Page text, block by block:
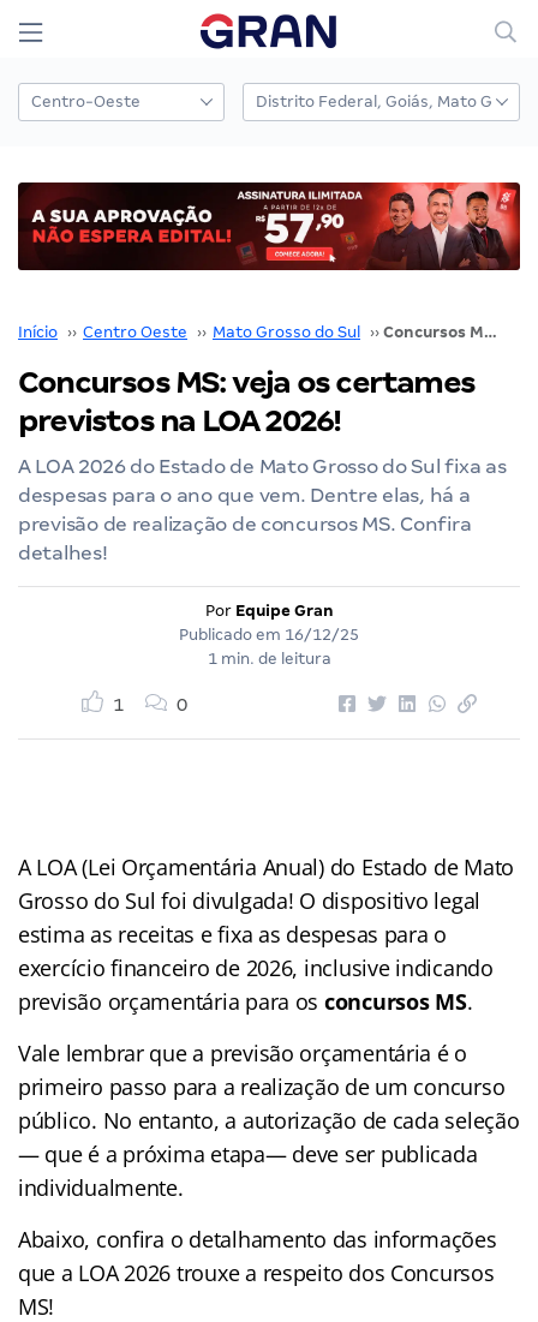
Início ›› Centro Oeste ›› Mato Grosso do Sul ›› Concursos MS: veja os certames previstos na LOA 2026!
Concursos MS: veja os certames
previstos na LOA 2026!
A LOA 2026 do Estado de Mato Grosso do Sul fixa as
despesas para o ano que vem. Dentre elas, há a
previsão de realização de concursos MS. Confira
detalhes!
Por Equipe Gran
Publicado em 16/12/25
1 min. de leitura
1 0
A LOA (Lei Orçamentária Anual) do Estado de Mato
Grosso do Sul foi divulgada! O dispositivo legal
estima as receitas e fixa as despesas para o
exercício financeiro de 2026, inclusive indicando
previsão orçamentária para os concursos MS.
Vale lembrar que a previsão orçamentária é o
primeiro passo para a realização de um concurso
público. No entanto, a autorização de cada seleção
— que é a próxima etapa— deve ser publicada
individualmente.
Abaixo, confira o detalhamento das informações
que a LOA 2026 trouxe a respeito dos Concursos
MS!